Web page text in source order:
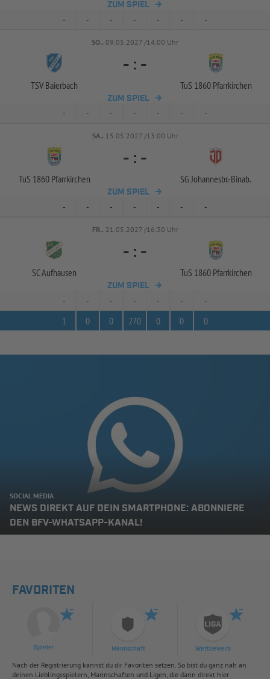
ZUM SPIEL
- - - - - - -
SO.. 09.05.2027 /14:00 Uhr
TSV Baierbach
- : -
TuS 1860 Pfarrkirchen
ZUM SPIEL
- - - - - - -
SA.. 15.05.2027 /13:00 Uhr
TuS 1860 Pfarrkirchen
- : -
SG Johannesbr.-Binab.
ZUM SPIEL
- - - - - - -
FR.. 21.05.2027 /16:30 Uhr
SC Aufhausen
- : -
TuS 1860 Pfarrkirchen
ZUM SPIEL
- - - - - -
-
1
0 0 270 0 0 0
SOCIAL MEDIA
NEWS DIREKT AUF DEIN SMARTPHONE: ABONNIERE
DEN BFV-WHATSAPP-KANAL!
FAVORITEN
Spieler Mannschaft Wettbewerb
Nach der Registrierung kannst du dir Favoriten setzen. So bist du ganz nah an
deinen Lieblingsspielern, Mannschaften und Ligen, die dann direkt hier